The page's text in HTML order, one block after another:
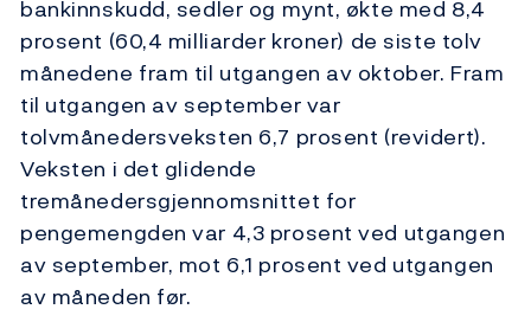
bankinnskudd, sedler og mynt, økte med 8,4
prosent (60,4 milliarder kroner) de siste tolv
månedene fram til utgangen av oktober. Fram
til utgangen av september var
tolvmånedersveksten 6,7 prosent (revidert).
Veksten i det glidende
tremånedersgjennomsnittet for
pengemengden var 4,3 prosent ved utgangen
av september, mot 6,1 prosent ved utgangen
av måneden før.